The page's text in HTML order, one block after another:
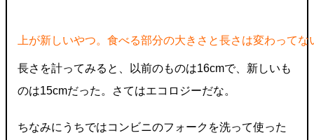
上が新しいやつ。食べる部分の大きさと長さは変わってな
長さを計ってみると、以前のものは16cmで、新しいも
のは15cmだった。さてはエコロジーだな。
ちなみにうちではコンビニのフォークを洗って使った